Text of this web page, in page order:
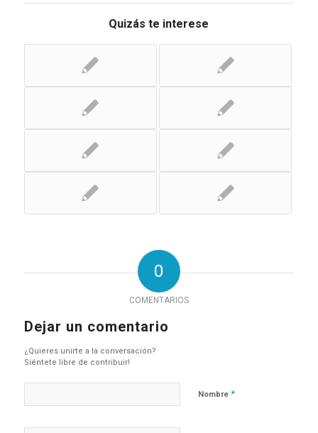
Quizás te interese
0
COMENTARIOS
Dejar un comentario
¿Quieres unirte a la conversación?
Siéntete libre de contribuir!
Nombre *